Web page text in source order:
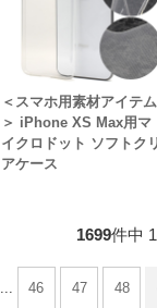
＜スマホ用素材アイテム
＞ iPhone XS Max用マ
イクロドット ソフトクリ
アケース
1699件中
... 46 47 48